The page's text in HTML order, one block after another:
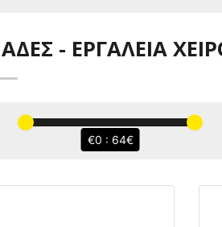
- ΕΡΓΑΛΕΊΑ
0 : 64